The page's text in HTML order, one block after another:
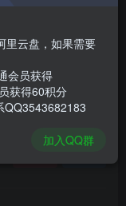
登录购买
636 MB
里云盘，如果需要
会员获得
获得60积分
QQ3543682183
加入QQ群